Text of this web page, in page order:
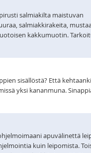
salmiakilta maistuvan
salmiakkirakeita,
kakkumuotin.
sisällöstä? Että
yksi kananmuna.
apuvälinettä
kuin leipomista.